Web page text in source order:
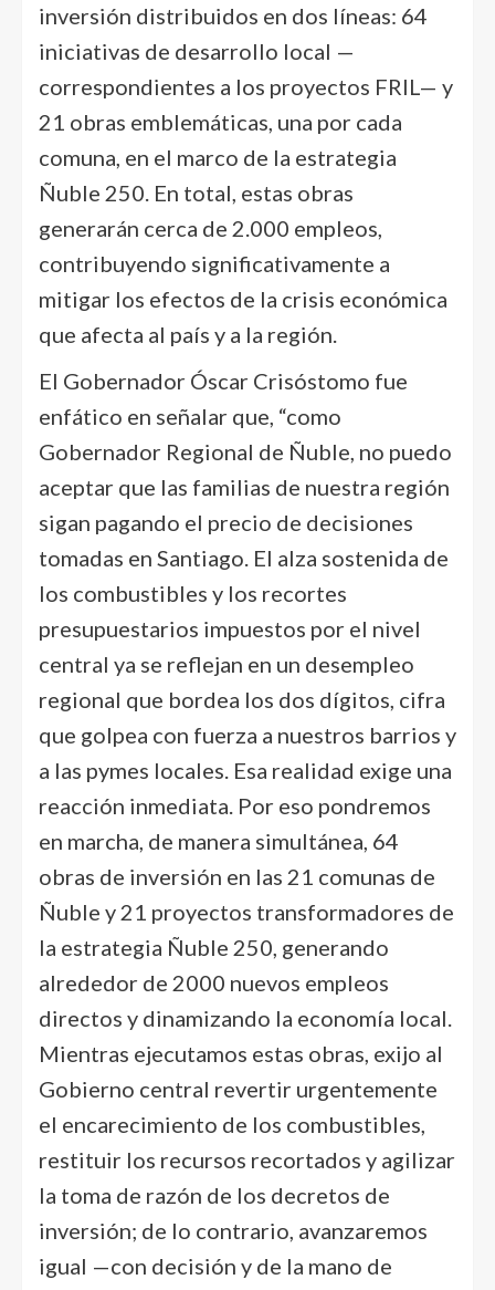
inversión distribuidos en dos líneas: 64
iniciativas de desarrollo local —
correspondientes a los proyectos FRIL— y
21 obras emblemáticas, una por cada
comuna, en el marco de la estrategia
Ñuble 250. En total, estas obras
generarán cerca de 2.000 empleos,
contribuyendo significativamente a
mitigar los efectos de la crisis económica
que afecta al país y a la región.
El Gobernador Óscar Crisóstomo fue
enfático en señalar que, “como
Gobernador Regional de Ñuble, no puedo
aceptar que las familias de nuestra región
sigan pagando el precio de decisiones
tomadas en Santiago. El alza sostenida de
los combustibles y los recortes
presupuestarios impuestos por el nivel
central ya se reflejan en un desempleo
regional que bordea los dos dígitos, cifra
que golpea con fuerza a nuestros barrios y
a las pymes locales. Esa realidad exige una
reacción inmediata. Por eso pondremos
en marcha, de manera simultánea, 64
obras de inversión en las 21 comunas de
Ñuble y 21 proyectos transformadores de
la estrategia Ñuble 250, generando
alrededor de 2000 nuevos empleos
directos y dinamizando la economía local.
Mientras ejecutamos estas obras, exijo al
Gobierno central revertir urgentemente
el encarecimiento de los combustibles,
restituir los recursos recortados y agilizar
la toma de razón de los decretos de
inversión; de lo contrario, avanzaremos
igual —con decisión y de la mano de